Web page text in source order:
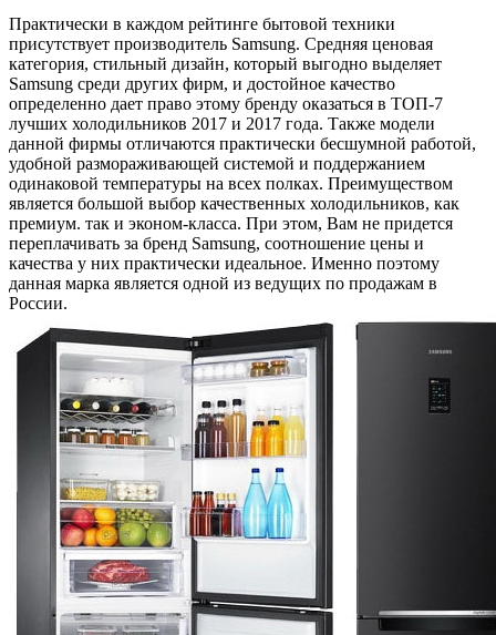
Практически в каждом рейтинге бытовой техники
присутствует производитель Samsung. Средняя ценовая
категория, стильный дизайн, который выгодно выделяет
Samsung среди других фирм, и достойное качество
определенно дает право этому бренду оказаться в ТОП-7
лучших холодильников 2017 и 2017 года. Также модели
данной фирмы отличаются практически бесшумной работой,
удобной размораживающей системой и поддержанием
одинаковой температуры на всех полках. Преимуществом
является большой выбор качественных холодильников, как
премиум. так и эконом-класса. При этом, Вам не придется
переплачивать за бренд Samsung, соотношение цены и
качества у них практически идеальное. Именно поэтому
данная марка является одной из ведущих по продажам в
России.